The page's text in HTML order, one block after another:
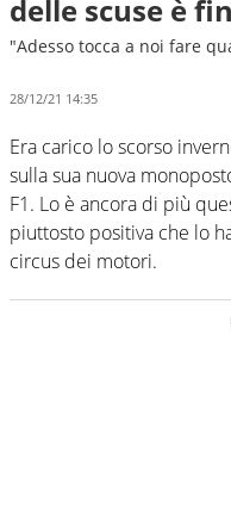
delle scuse è
"Adesso tocca a noi fare
28/12/21 14:35
Era carico lo scorso
sulla sua nuova
F1. Lo è ancora di più
piuttosto positiva che lo
circus dei motori.